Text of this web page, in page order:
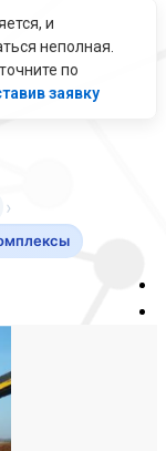
и
неполная.
по
заявку
›